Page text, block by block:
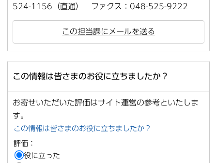
524-1156（直通） ファクス：048-525-9222
この担当課にメールを送る
この情報は皆さまのお役に立ちましたか？
お寄せいただいた評価はサイト運営の参考といたしま
す。
この情報は皆さまのお役に立ちましたか？
評価：
役に立った